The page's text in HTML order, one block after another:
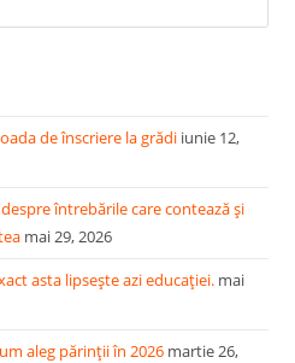
de înscriere la grădi iunie 12,
întrebările care contează și
mai 29, 2026
asta lipsește azi educației. mai
aleg părinții în 2026 martie 26,